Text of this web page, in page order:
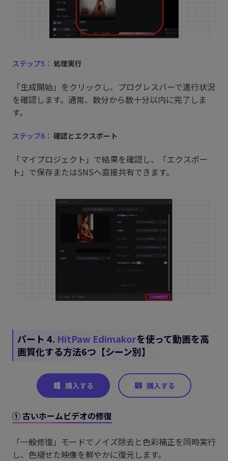
ステップ5： 処理実行
「生成開始」をクリックし、プログレスバーで進行状況
を確認します。通常、数分から数十分以内に完了しま
す。​
ステップ6： 確認とエクスポート
「マイプロジェクト」で結果を確認し、「エクスポー
ト」で保存またはSNSへ直接共有できます。
パート 4. HitPaw Edimakorを使って動画を高
画質化する方法6つ【シーン別】
① 古いホームビデオの修復
「一般修復」モードでノイズ除去と色彩補正を同時実行
し、色褪せた映像を鮮やかに復元します。